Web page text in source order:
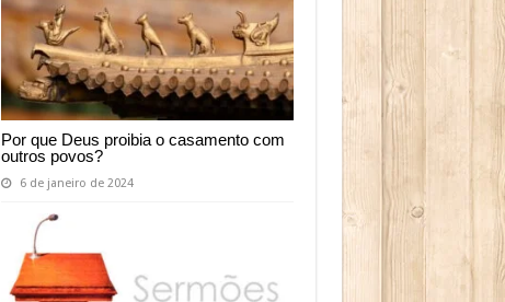
Por que Deus proibia o casamento com
outros povos?
6 de janeiro de 2024